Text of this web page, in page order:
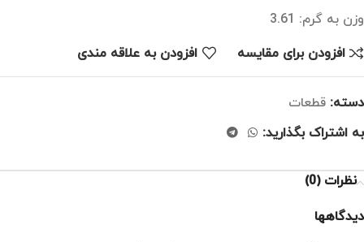
وزن به گرم: 3.61
افزودن برای مقایسه
افزودن به علاقه مندی
دسته: قطعات
به اشتراک بگذارید:
نظرات (0)
دیدگاهها